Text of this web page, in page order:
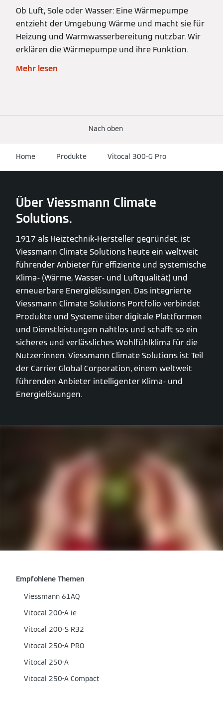
Ob Luft, Sole oder Wasser: Eine Wärmepumpe
entzieht der Umgebung Wärme und macht sie für
Heizung und Warmwasserbereitung nutzbar. Wir
erklären die Wärmepumpe und ihre Funktion.
Mehr lesen
Nach oben
Home Produkte Vitocal 300-G Pro
Über Viessmann Climate
Solutions.
1917 als Heiztechnik-Hersteller gegründet, ist
Viessmann Climate Solutions heute ein weltweit
führender Anbieter für effiziente und systemische
Klima- (Wärme, Wasser- und Luftqualität) und
erneuerbare Energielösungen. Das integrierte
Viessmann Climate Solutions Portfolio verbindet
Produkte und Systeme über digitale Plattformen
und Dienstleistungen nahtlos und schafft so ein
sicheres und verlässliches Wohlfühlklima für die
Nutzer:innen. Viessmann Climate Solutions ist Teil
der Carrier Global Corporation, einem weltweit
führenden Anbieter intelligenter Klima- und
Energielösungen.
Empfohlene Themen
Viessmann 61AQ
Vitocal 200-A ie
Vitocal 200-S R32
Vitocal 250-A PRO
Vitocal 250-A
Vitocal 250-A Compact